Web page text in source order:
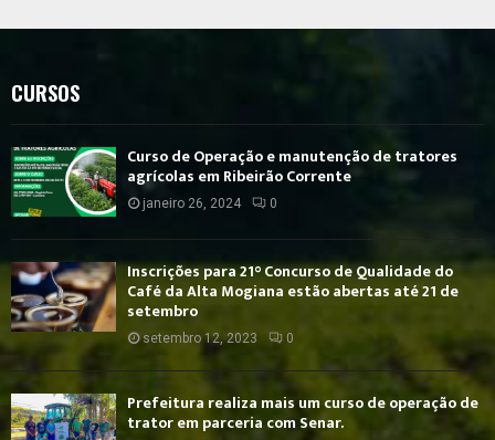
CURSOS
Curso de Operação e manutenção de tratores
agrícolas em Ribeirão Corrente
janeiro 26, 2024 0
Inscrições para 21° Concurso de Qualidade do
Café da Alta Mogiana estão abertas até 21 de
setembro
setembro 12, 2023 0
Prefeitura realiza mais um curso de operação de
trator em parceria com Senar.